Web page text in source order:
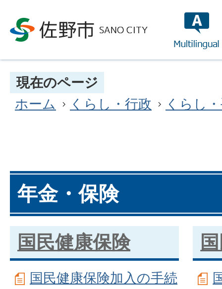
現在のページ
ホーム
くらし・行政 くらし
年金・保険
国民健康保険
国民健康保険加入の手続